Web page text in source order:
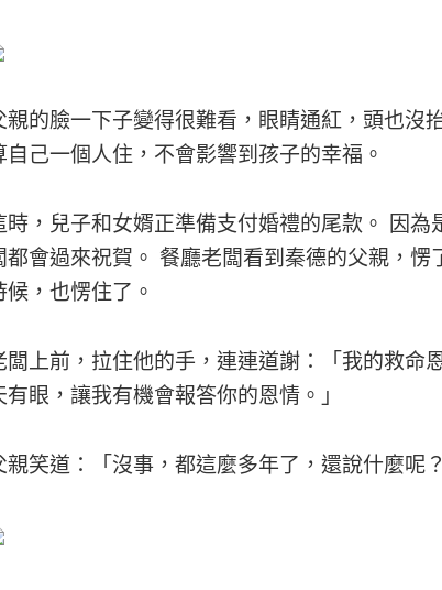
親的臉一下子變得很難看，眼睛通紅，頭也沒
自己一個人住，不會影響到孩子的幸福。
時，兒子和女婿正準備支付婚禮的尾款。 因為
都會過來祝賀。 餐廳老闆看到秦德的父親，愣
候，也愣住了。
闆上前，拉住他的手，連連道謝：「我的救命
有眼，讓我有機會報答你的恩情。」
親笑道：「沒事，都這麼多年了，還說什麼呢？